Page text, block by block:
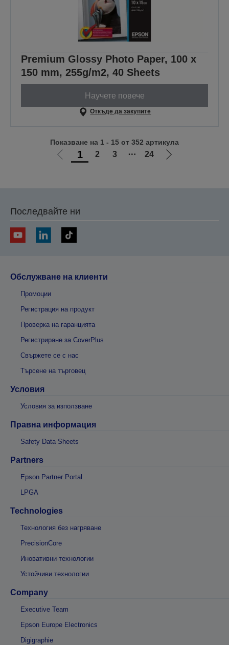
Premium Glossy Photo Paper, 100 x
150 mm, 255g/m2, 40 Sheets
Научете повече
Откъде да закупите
Отиди
1 2 3 ⋯ 24
Отиди
Показване на 1 - 15 от 352 артикула
Последвайте ни
Обслужване на клиенти
Промоции
Регистрация на продукт
Проверка на гаранцията
Регистриране за CoverPlus
Свържете се с нас
Търсене на търговец
Условия
Условия за използване
Правна информация
Safety Data Sheets
Partners
Epson Partner Portal
LPGA
Technologies
Технология без нагряване
PrecisionCore
Иновативни технологии
Устойчиви технологии
Company
Executive Team
Epson Europe Electronics
Digigraphie